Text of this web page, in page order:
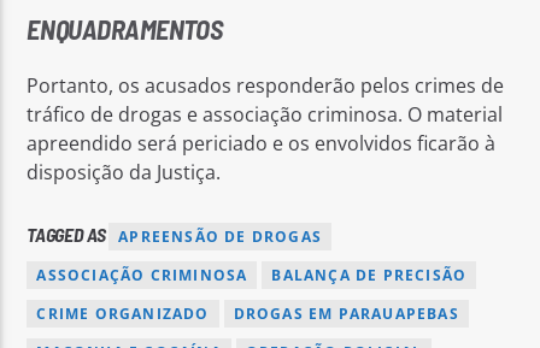
ENQUADRAMENTOS
Portanto, os acusados responderão pelos crimes de
tráfico de drogas e associação criminosa. O material
apreendido será periciado e os envolvidos ficarão à
disposição da Justiça.
TAGGED AS APREENSÃO DE DROGAS
ASSOCIAÇÃO CRIMINOSA
BALANÇA DE PRECISÃO
CRIME ORGANIZADO
DROGAS EM PARAUAPEBAS